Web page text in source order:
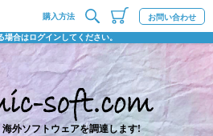
場合はログインしてください。
購入方法 お問い合わせ
外ソフトウェアを調達します!